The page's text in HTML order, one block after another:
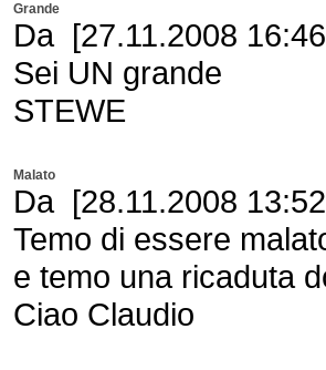
Grande
Da [27.11.2008
Sei UN grande
STEWE
Malato
Da [28.11.2008
Temo di essere
e temo una ricaduta
Ciao Claudio